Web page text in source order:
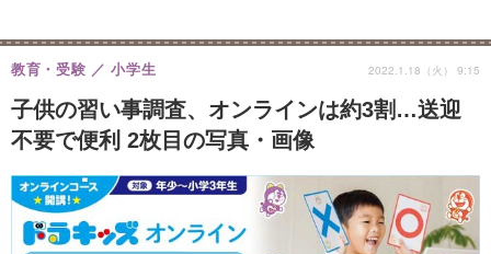
子供の習い事調査、オンラインは約3割…送迎
不要で便利 2枚目の写真・画像
教育・受験 小学生 2022.1.18（火） 9:15